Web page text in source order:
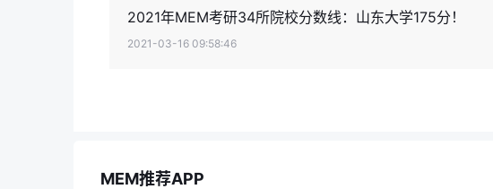
2021年MEM考研34所院校分数线：山东大学175分！
2021-03-16 09:58:46
MEM推荐APP